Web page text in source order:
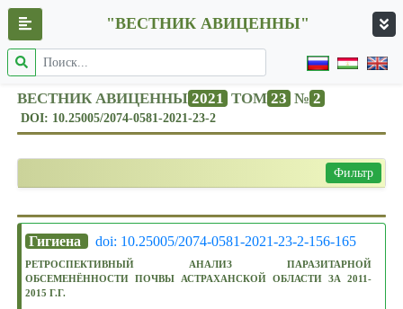
"ВЕСТНИК АВИЦЕННЫ"
ВЕСТНИК АВИЦЕННЫ 2021 ТОМ 23 № 2
DOI: 10.25005/2074-0581-2021-23-2
Фильтр
Гигиена doi: 10.25005/2074-0581-2021-23-2-156-165
РЕТРОСПЕКТИВНЫЙ АНАЛИЗ ПАРАЗИТАРНОЙ
ОБСЕМЕНЁННОСТИ ПОЧВЫ АСТРАХАНСКОЙ ОБЛАСТИ ЗА 2011-
2015 Г.Г.